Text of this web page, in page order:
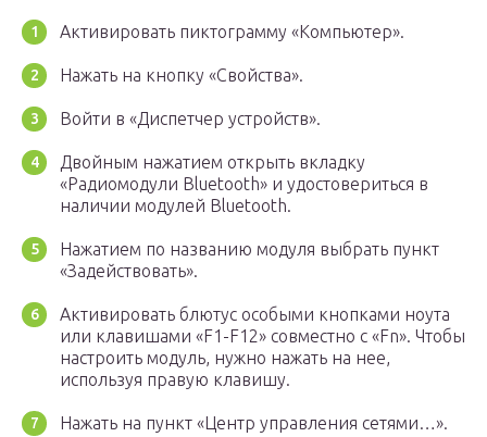
Активировать пиктограмму «Компьютер».
Нажать на кнопку «Свойства».
Войти в «Диспетчер устройств».
Двойным нажатием открыть вкладку
«Радиомодули Bluetooth» и удостовериться в
наличии модулей Bluetooth.
Нажатием по названию модуля выбрать пункт
«Задействовать».
Активировать блютус особыми кнопками ноута
или клавишами «F1-F12» совместно с «Fn». Чтобы
настроить модуль, нужно нажать на нее,
используя правую клавишу.
Нажать на пункт «Центр управления сетями…».